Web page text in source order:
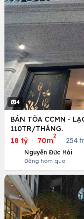
4
BÁN TÒA CCMN -
110TR/THÁNG.
18 tỷ · 70m
2
· 254
Nguyễn Đức Hải
Đăng hôm qua